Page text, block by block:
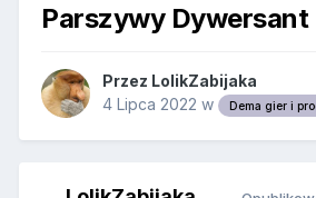
Parszywy Dywersant
Przez LolikZabijaka
4 Lipca 2022 w Dema gier i